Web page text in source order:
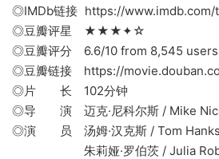
◎IMDb链接 https://
◎豆瓣评星 ★★★✦☆
◎豆瓣评分 6.6/10 from 8,545 users
◎豆瓣链接 https://
◎片 长 102分钟
◎导 演 迈克·尼科尔斯 / Mike
◎演 员 汤姆·汉克斯 / Tom Hanks
朱莉娅·罗伯茨 / Julia